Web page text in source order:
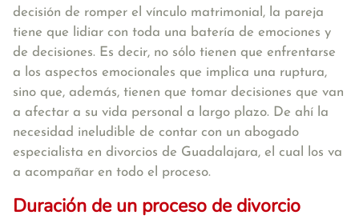
decisión de romper el vínculo matrimonial, la pareja
tiene que lidiar con toda una batería de emociones y
de decisiones. Es decir, no sólo tienen que enfrentarse
a los aspectos emocionales que implica una ruptura,
sino que, además, tienen que tomar decisiones que van
a afectar a su vida personal a largo plazo. De ahí la
necesidad ineludible de contar con un abogado
especialista en divorcios de Guadalajara, el cual los va
a acompañar en todo el proceso.
Duración de un proceso de divorcio